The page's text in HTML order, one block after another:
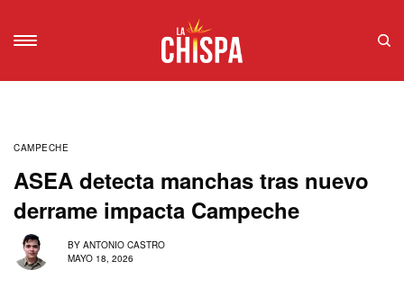
CAMPECHE
ASEA detecta manchas tras nuevo
derrame impacta Campeche
BY ANTONIO CASTRO
MAYO 18, 2026